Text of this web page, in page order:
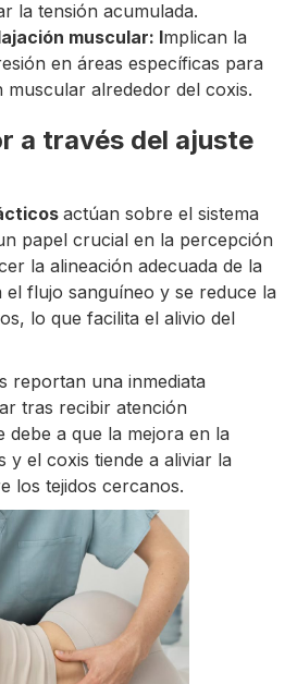
la tensión acumulada.
muscular: Implican la
en áreas específicas para
muscular alrededor del coxis.
a través del ajuste
actúan sobre el sistema
papel crucial en la percepción
la alineación adecuada de la
flujo sanguíneo y se reduce la
lo que facilita el alivio del
reportan una inmediata
tras recibir atención
debe a que la mejora en la
y el coxis tiende a aliviar la
los tejidos cercanos.